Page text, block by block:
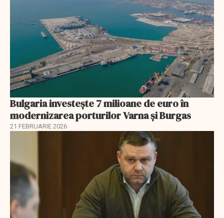
Bulgaria investește 7 milioane de euro în
modernizarea porturilor Varna și Burgas
21 FEBRUARIE 2026